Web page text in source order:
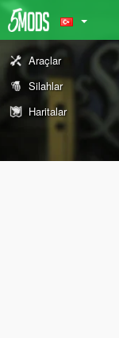
Araçlar
Silahlar
Haritalar